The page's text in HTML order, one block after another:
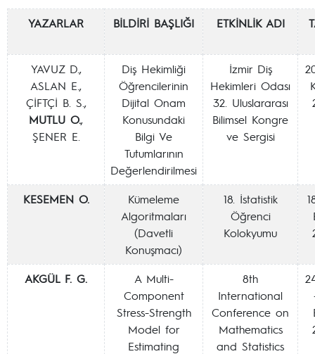
YAZARLAR BİLDİRİ BAŞLIĞI ETKİNLİK ADI
YAVUZ D.,
ASLAN E.,
ÇİFTÇİ B. S.,
MUTLU O.,
ŞENER E.
Diş Hekimliği
Öğrencilerinin
Dijital Onam
Konusundaki
Bilgi Ve
Tutumlarının
Değerlendirilmesi
İzmir Diş
Hekimleri Odası
32. Uluslararası
Bilimsel Kongre
ve Sergisi
KESEMEN O.
Kümeleme
Algoritmaları
(Davetli
Konuşmacı)
18. İstatistik
Öğrenci
Kolokyumu
AKGÜL F. G.
A Multi-
Component
Stress-Strength
Model for
Estimating
8th
International
Conference on
Mathematics
and Statistics